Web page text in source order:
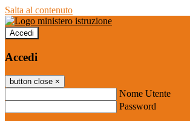
Salta al contenuto
Accedi
Accedi
button close ×
Nome Utente
Password